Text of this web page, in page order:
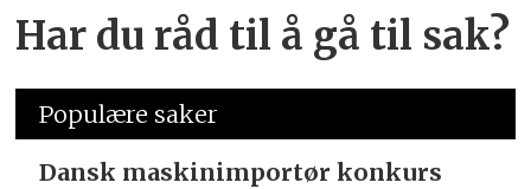
Har du råd til å gå til sak?
Populære saker
Dansk maskinimportør konkurs